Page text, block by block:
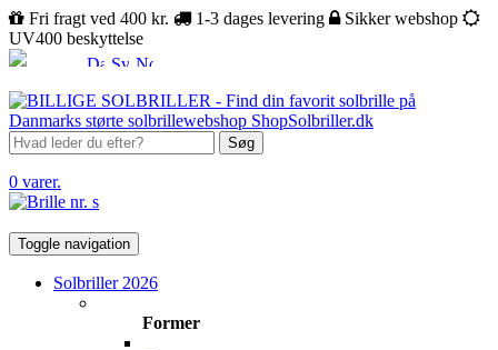
Fri fragt ved 400 kr. 1-3 dages levering
Sikker webshop
UV400 beskyttelse
Søg
0 varer.
Toggle navigation
Solbriller 2026
Former